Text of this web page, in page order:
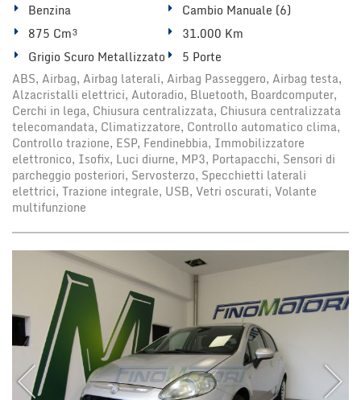
Benzina
Cambio Manuale (6)
875 Cm³
31.000 Km
Grigio Scuro Metallizzato
5 Porte
ABS, Airbag, Airbag laterali, Airbag Passeggero, Airbag testa,
Alzacristalli elettrici, Autoradio, Bluetooth, Boardcomputer,
Cerchi in lega, Chiusura centralizzata, Chiusura centralizzata
telecomandata, Climatizzatore, Controllo automatico clima,
Controllo trazione, ESP, Fendinebbia, Immobilizzatore
elettronico, Isofix, Luci diurne, MP3, Portapacchi, Sensori di
parcheggio posteriori, Servosterzo, Specchietti laterali
elettrici, Trazione integrale, USB, Vetri oscurati, Volante
multifunzione